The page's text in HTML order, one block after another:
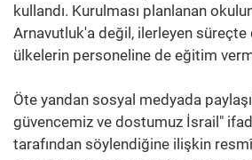
kullandı. Kurulması planlanan
Arnavutluk'a değil, ilerleyen
ülkelerin personeline de eğitim
Öte yandan sosyal medyada
güvencemiz ve dostumuz İsrail"
tarafından söylendiğine ilişkin